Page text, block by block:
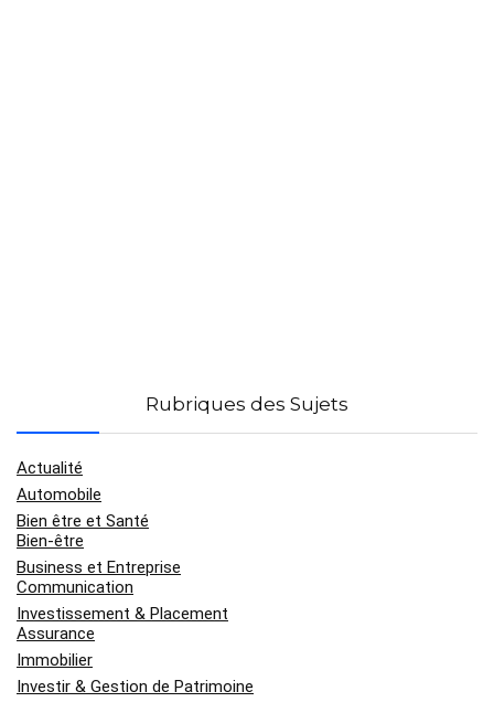
Rubriques des Sujets
Actualité
Automobile
Bien être et Santé
Bien-être
Business et Entreprise
Communication
Investissement & Placement
Assurance
Immobilier
Investir & Gestion de Patrimoine